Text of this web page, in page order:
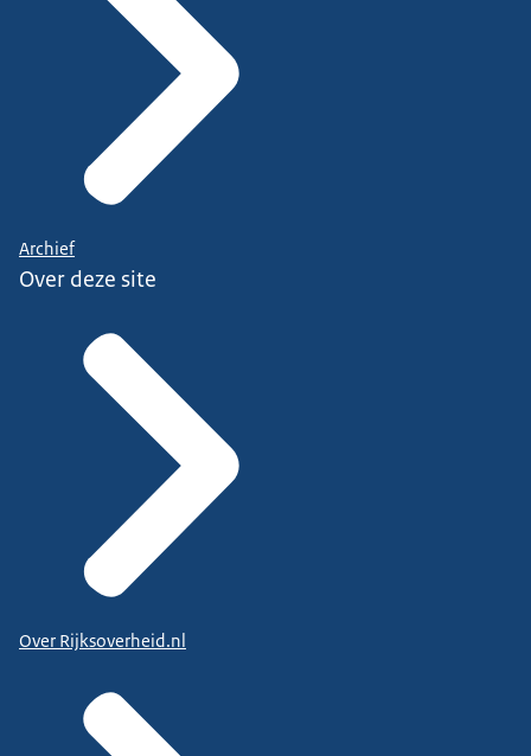
Archief
Over deze site
Over Rijksoverheid.nl